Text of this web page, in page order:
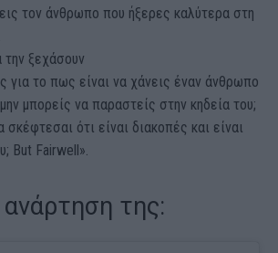
τον άνθρωπο που ήξερες καλύτερα στη
ξεχάσουν
για το πως είναι να χάνεις έναν άνθρωπο
μπορείς να παραστείς στην κηδεία του;
σκέφτεσαι ότι είναι διακοπές και είναι
But Fairwell».
της: